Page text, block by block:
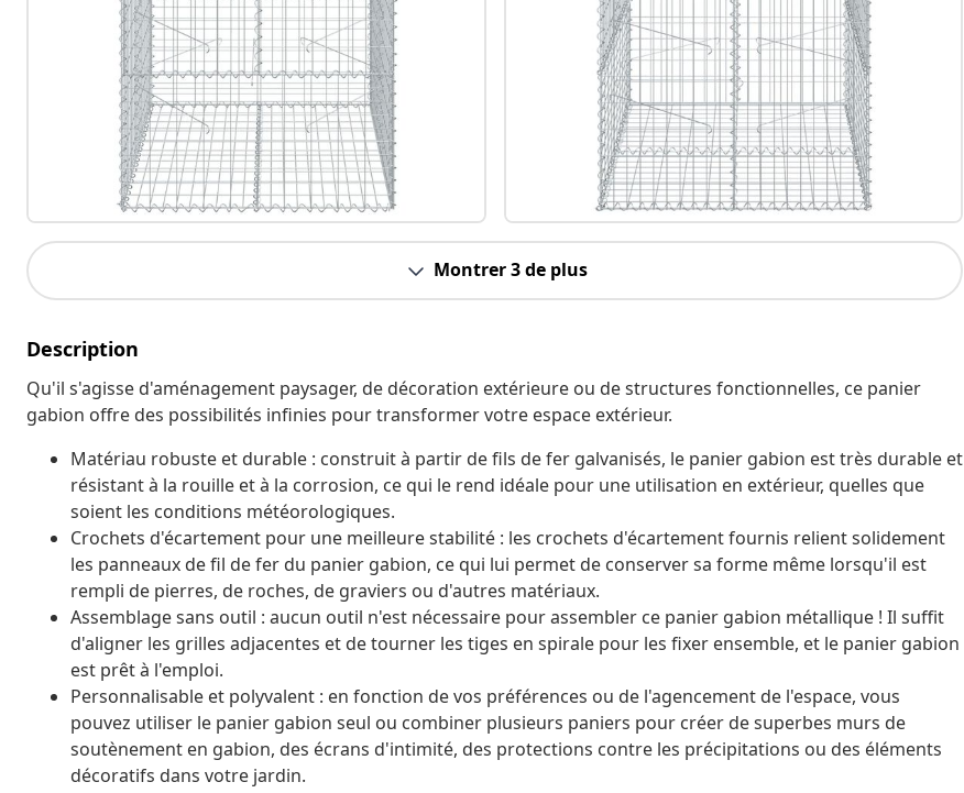
Montrer 3 de plus
Description
Qu'il s'agisse d'aménagement paysager, de décoration extérieure ou de structures fonctionnelles, ce panier
gabion offre des possibilités infinies pour transformer votre espace extérieur.
Matériau robuste et durable : construit à partir de fils de fer galvanisés, le panier gabion est très durable et
résistant à la rouille et à la corrosion, ce qui le rend idéale pour une utilisation en extérieur, quelles que
soient les conditions météorologiques.
Crochets d'écartement pour une meilleure stabilité : les crochets d'écartement fournis relient solidement
les panneaux de fil de fer du panier gabion, ce qui lui permet de conserver sa forme même lorsqu'il est
rempli de pierres, de roches, de graviers ou d'autres matériaux.
Assemblage sans outil : aucun outil n'est nécessaire pour assembler ce panier gabion métallique ! Il suffit
d'aligner les grilles adjacentes et de tourner les tiges en spirale pour les fixer ensemble, et le panier gabion
est prêt à l'emploi.
Personnalisable et polyvalent : en fonction de vos préférences ou de l'agencement de l'espace, vous
pouvez utiliser le panier gabion seul ou combiner plusieurs paniers pour créer de superbes murs de
soutènement en gabion, des écrans d'intimité, des protections contre les précipitations ou des éléments
décoratifs dans votre jardin.